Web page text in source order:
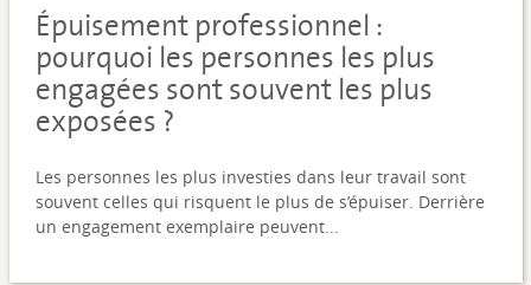
Épuisement professionnel :
pourquoi les personnes les plus
engagées sont souvent les plus
exposées ?
Les personnes les plus investies dans leur travail sont
souvent celles qui risquent le plus de s’épuiser. Derrière
un engagement exemplaire peuvent...